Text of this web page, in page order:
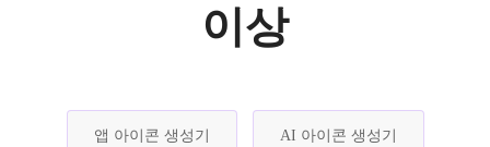
이상
앱 아이콘 생성기 AI 아이콘 생성기